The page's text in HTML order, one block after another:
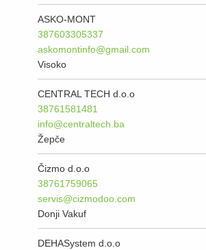
ASKO-MONT
387603305337
askomontinfo@gmail.com
Visoko
CENTRAL TECH d.o.o
38761581481
info@centraltech.ba
Žepče
Čizmo d.o.o
38761759065
servis@cizmodoo.com
Donji Vakuf
DEHASystem d.o.o